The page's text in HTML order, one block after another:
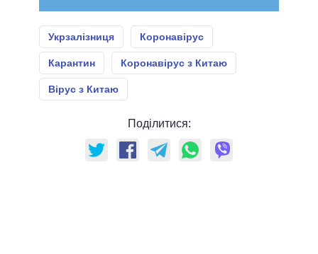
Укрзалізниця Коронавірус
Карантин Коронавірус з Китаю
Вірус з Китаю
Поділитися: